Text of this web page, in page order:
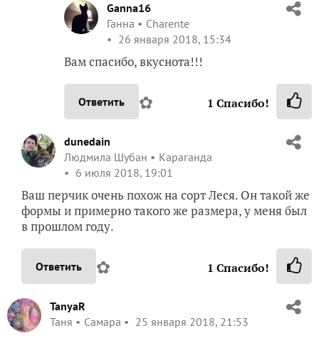
Ganna16
Ганна
Charente
26 января 2018, 15:34
Вам спасибо, вкуснота!!!
Ответить ✿ 1 Спасибо!
dunedain
Людмила Шубан
Караганда
6 июля 2018, 19:01
Ваш перчик очень похож на сорт Леся. Он такой же
формы и примерно такого же размера, у меня был
в прошлом году.
Ответить ✿ 1 Спасибо!
TanyaR
Таня
Самара 25 января 2018, 21:53